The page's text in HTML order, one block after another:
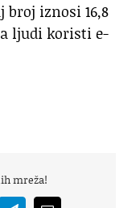
broj iznosi 16,8
ljudi koristi e-
mreža!